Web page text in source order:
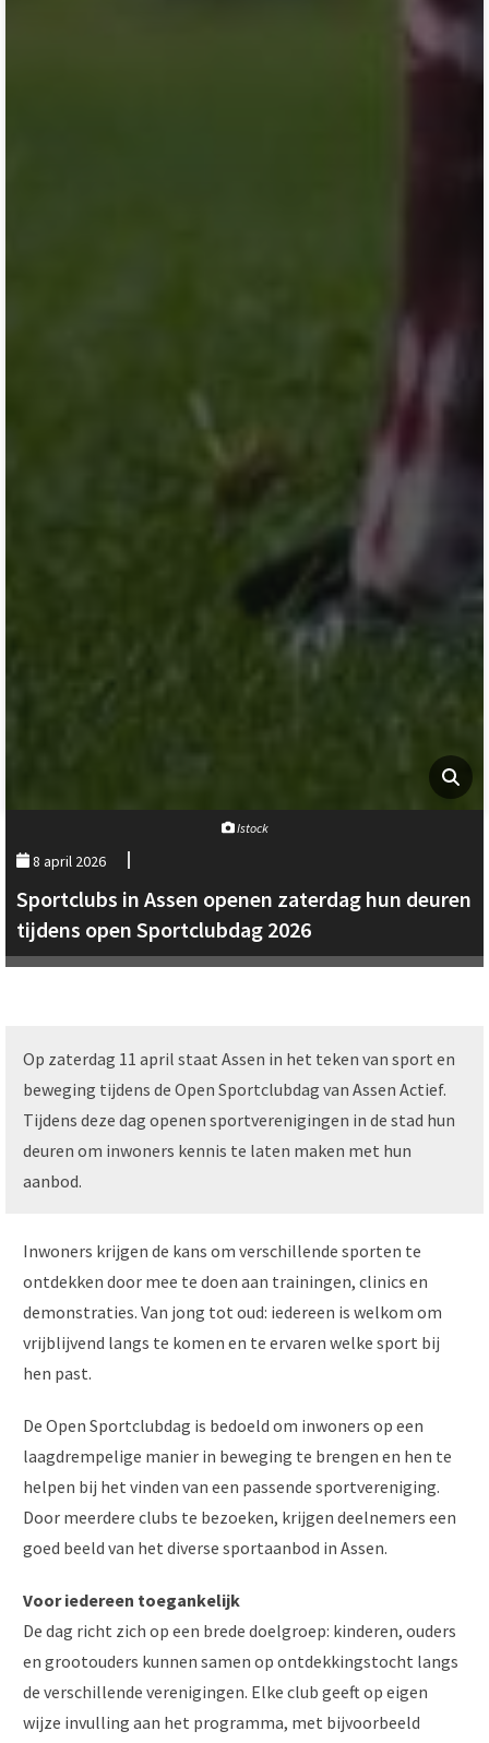
Istock
8 april 2026
Sportclubs in Assen openen zaterdag hun deuren
tijdens open Sportclubdag 2026
Op zaterdag 11 april staat Assen in het teken van sport en
beweging tijdens de Open Sportclubdag van Assen Actief.
Tijdens deze dag openen sportverenigingen in de stad hun
deuren om inwoners kennis te laten maken met hun
aanbod.
Inwoners krijgen de kans om verschillende sporten te
ontdekken door mee te doen aan trainingen, clinics en
demonstraties. Van jong tot oud: iedereen is welkom om
vrijblijvend langs te komen en te ervaren welke sport bij
hen past.
De Open Sportclubdag is bedoeld om inwoners op een
laagdrempelige manier in beweging te brengen en hen te
helpen bij het vinden van een passende sportvereniging.
Door meerdere clubs te bezoeken, krijgen deelnemers een
goed beeld van het diverse sportaanbod in Assen.
Voor iedereen toegankelijk
De dag richt zich op een brede doelgroep: kinderen, ouders
en grootouders kunnen samen op ontdekkingstocht langs
de verschillende verenigingen. Elke club geeft op eigen
wijze invulling aan het programma, met bijvoorbeeld